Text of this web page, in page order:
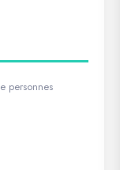
personnes